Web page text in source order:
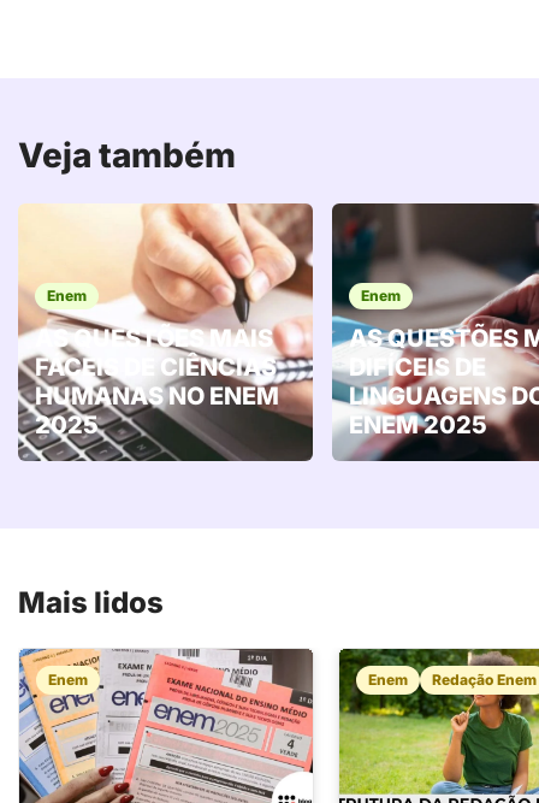
Veja também
Enem
AS QUESTÕES MAIS
FÁCEIS DE CIÊNCIAS
HUMANAS NO ENEM
2025
Enem
AS QUESTÕES
DIFÍCEIS DE
LINGUAGENS
ENEM 2025
Mais lidos
Enem Enem Redação Enem